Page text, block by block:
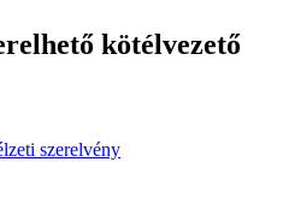
kötélvezető
szerelvény